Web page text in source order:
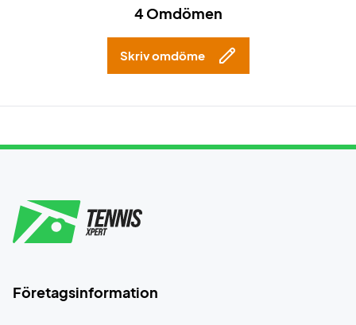
4 Omdömen
Skriv omdöme
Företagsinformation